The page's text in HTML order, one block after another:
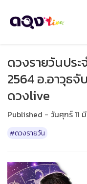
ดวงรายวันประ
2564 อ.อาวุธ
ดวงlive
Published - วันศุกร์ 11
#ดวงรายวัน